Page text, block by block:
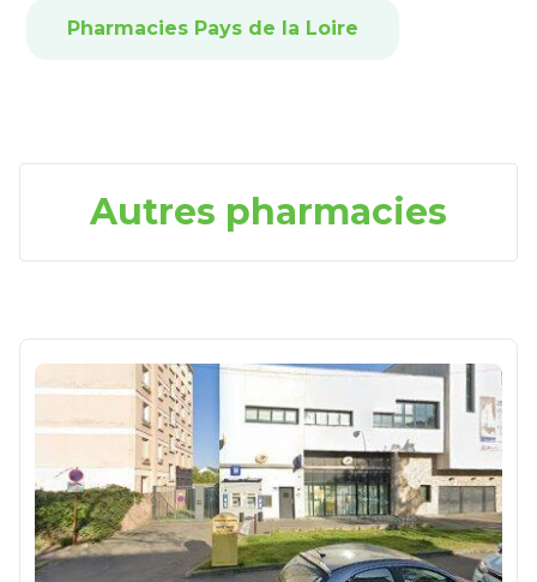
Pharmacies Pays de la Loire
Autres pharmacies